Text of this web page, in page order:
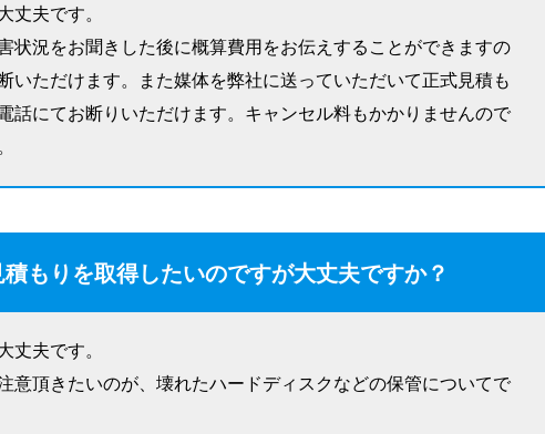
丈夫です。
状況をお聞きした後に概算費用をお伝えすることができますの
いただけます。また媒体を弊社に送っていただいて正式見積も
話にてお断りいただけます。キャンセル料もかかりませんので
もりを取得したいのですが大丈夫ですか？
丈夫です。
意頂きたいのが、壊れたハードディスクなどの保管についてで